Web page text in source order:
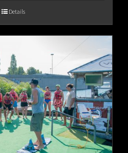
Details